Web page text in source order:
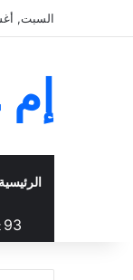
السبت,
إم ٢٤ برس
الرئيسية
93